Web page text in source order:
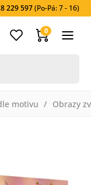
229 597(Po-Pá: 7 - 16)
0
motivu Obrazy